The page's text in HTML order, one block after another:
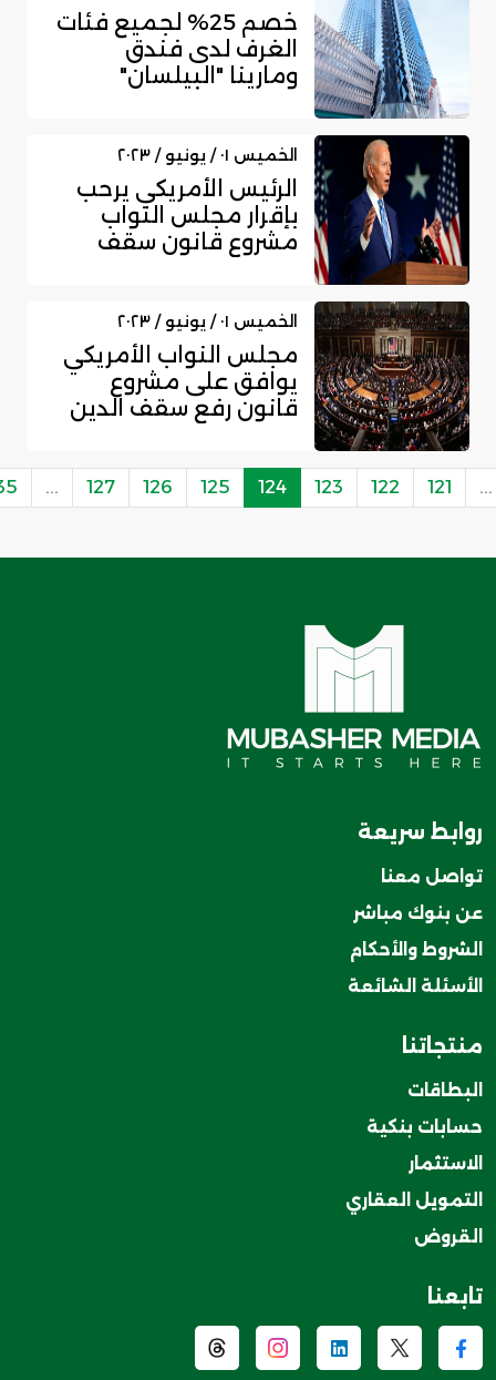
خصم 25% لجميع فئات
الغرف لدى فندق
ومارينا "البيلسان"
الخميس ٠١ / يونيو / ٢٠٢٣
الرئيس الأمريكي يرحب
بإقرار مجلس النواب
مشروع قانون سقف
الخميس ٠١ / يونيو / ٢٠٢٣
مجلس النواب الأمريكي
يوافق على مشروع
قانون رفع سقف الدين
...
121
122
123
124
125
126
127
...
روابط سريعة
تواصل معنا
عن بنوك مباشر
الشروط والأحكام
الأسئلة الشائعة
منتجاتنا
البطاقات
حسابات بنكية
الاستثمار
التمويل العقاري
القروض
تابعنا